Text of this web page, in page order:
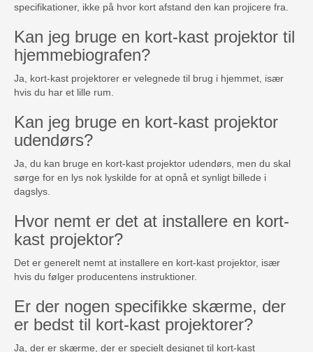
specifikationer, ikke på hvor kort afstand den kan projicere fra.
Kan jeg bruge en kort-kast projektor til
hjemmebiografen?
Ja, kort-kast projektorer er velegnede til brug i hjemmet, især
hvis du har et lille rum.
Kan jeg bruge en kort-kast projektor
udendørs?
Ja, du kan bruge en kort-kast projektor udendørs, men du skal
sørge for en lys nok lyskilde for at opnå et synligt billede i
dagslys.
Hvor nemt er det at installere en kort-
kast projektor?
Det er generelt nemt at installere en kort-kast projektor, især
hvis du følger producentens instruktioner.
Er der nogen specifikke skærme, der
er bedst til kort-kast projektorer?
Ja, der er skærme, der er specielt designet til kort-kast